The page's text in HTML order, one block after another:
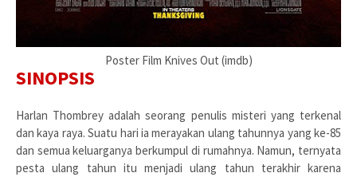
Poster Film Knives Out (imdb)
SINOPSIS
Harlan Thombrey adalah seorang penulis misteri yang terkenal
dan kaya raya. Suatu hari ia merayakan ulang tahunnya yang ke-85
dan semua keluarganya berkumpul di rumahnya. Namun, ternyata
pesta ulang tahun itu menjadi ulang tahun terakhir karena